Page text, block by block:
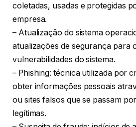
coletadas, usadas e protegidas
empresa.
– Atualização do sistema
atualizações de segurança para
vulnerabilidades do sistema.
– Phishing: técnica utilizada por
obter informações pessoais
ou sites falsos que se passam
legítimas.